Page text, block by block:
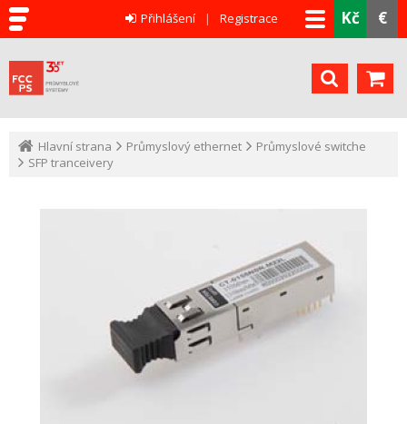
Kč €
Přihlášení Registrace
Hlavní strana Průmyslový ethernet
Průmyslové switche
SFP tranceivery